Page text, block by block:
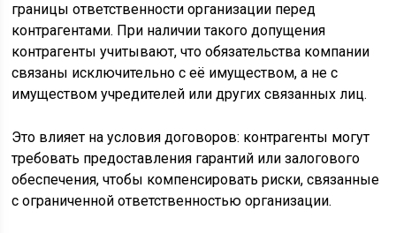
границы ответственности организации перед
контрагентами. При наличии такого допущения
контрагенты учитывают, что обязательства компании
связаны исключительно с её имуществом, а не с
имуществом учредителей или других связанных лиц.
Это влияет на условия договоров: контрагенты могут
требовать предоставления гарантий или залогового
обеспечения, чтобы компенсировать риски, связанные
с ограниченной ответственностью организации.